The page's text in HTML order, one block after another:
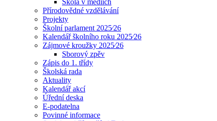
Škola v mediích
Přírodovědné vzdělávání
Projekty
Školní parlament 2025⁄26
Kalendář školního roku 2025⁄26
Zájmové kroužky 2025⁄26
Sborový zpěv
Zápis do 1. třídy
Školská rada
Aktuality
Kalendář akcí
Úřední deska
E-podatelna
Povinné informace